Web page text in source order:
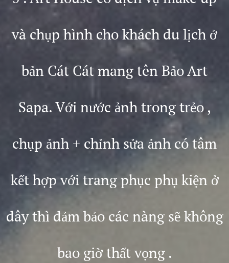
và chụp hình cho khách du lịch ở
bản Cát Cát mang tên Bảo Art
Sapa. Với nước ảnh trong trẻo ,
chụp ảnh + chỉnh sửa ảnh có tâm
kết hợp với trang phục phụ kiện ở
đây thì đảm bảo các nàng sẽ không
bao giờ thất vọng .